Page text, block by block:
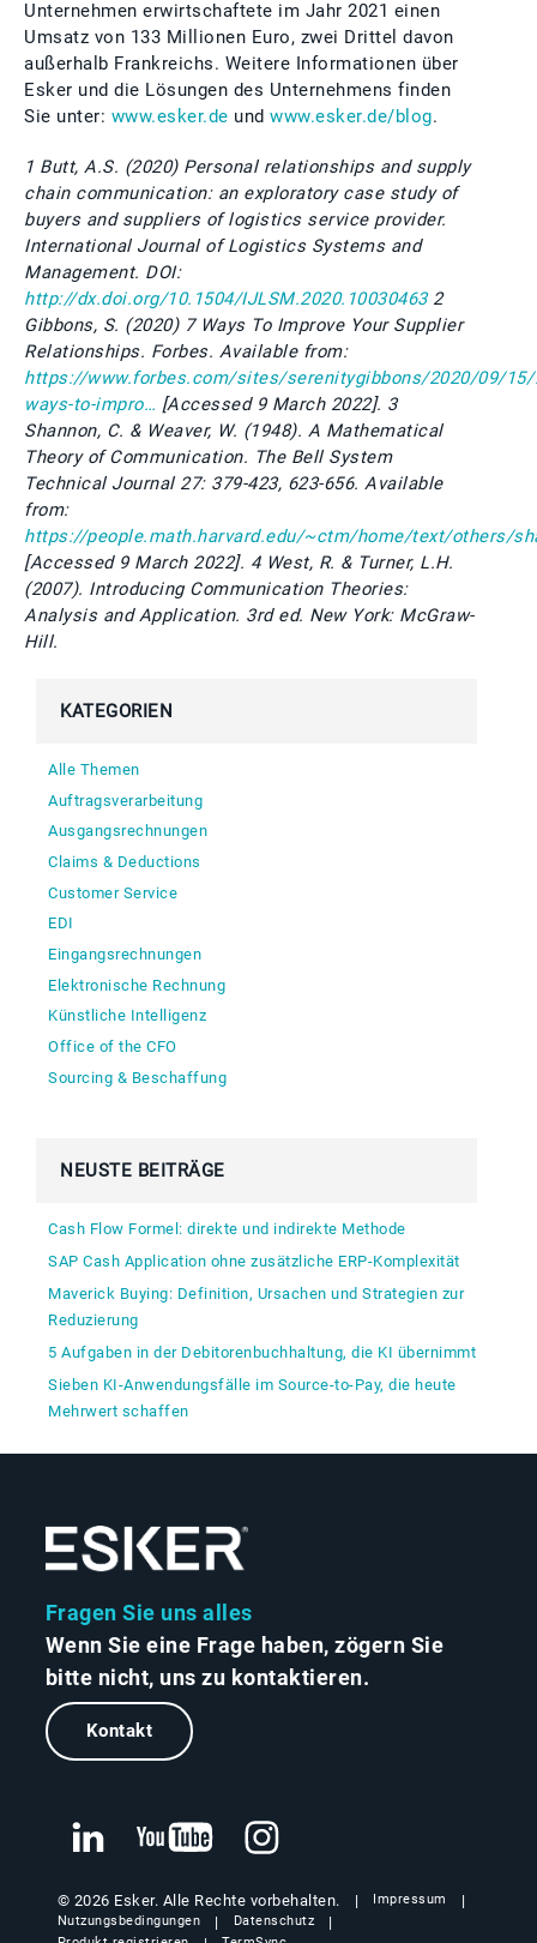
Unternehmen erwirtschaftete im Jahr 2021 einen
Umsatz von 133 Millionen Euro, zwei Drittel davon
außerhalb Frankreichs. Weitere Informationen über
Esker und die Lösungen des Unternehmens finden
Sie unter: www.esker.de und www.esker.de/blog.
1 Butt, A.S. (2020) Personal relationships and supply
chain communication: an exploratory case study of
buyers and suppliers of logistics service provider.
International Journal of Logistics Systems and
Management. DOI:
http://dx.doi.org/10.1504/IJLSM.2020.100304632
Gibbons, S. (2020) 7 Ways To Improve Your Supplier
Relationships. Forbes. Available from:
https://www.forbes.com/sites/serenitygibbons/2020/09/15/
ways-to-impro… [Accessed 9 March 2022]. 3
Shannon, C. & Weaver, W. (1948). A Mathematical
Theory of Communication. The Bell System
Technical Journal 27: 379-423, 623-656. Available
from:
https://people.math.harvard.edu/~ctm/home/text/others/
[Accessed 9 March 2022]. 4 West, R. & Turner, L.H.
(2007). Introducing Communication Theories:
Analysis and Application. 3rd ed. New York: McGraw-
Hill.
KATEGORIEN
Alle Themen
Auftragsverarbeitung
Ausgangsrechnungen
Claims & Deductions
Customer Service
EDI
Eingangsrechnungen
Elektronische Rechnung
Künstliche Intelligenz
Office of the CFO
Sourcing & Beschaffung
NEUSTE BEITRÄGE
Cash Flow Formel: direkte und indirekte Methode
SAP Cash Application ohne zusätzliche ERP-Komplexität
Maverick Buying: Definition, Ursachen und Strategien zur
Reduzierung
5 Aufgaben in der Debitorenbuchhaltung, die KI übernimmt
Sieben KI-Anwendungsfälle im Source-to-Pay, die heute
Mehrwert schaffen
Fragen Sie uns alles
Wenn Sie eine Frage haben, zögern Sie
bitte nicht, uns zu kontaktieren.
Kontakt
© 2026 Esker. Alle Rechte vorbehalten.
Impressum
Nutzungsbedingungen
Datenschutz